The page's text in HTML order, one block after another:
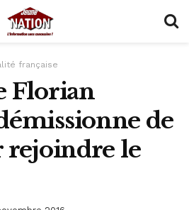
française
Florian
de
rejoindre le